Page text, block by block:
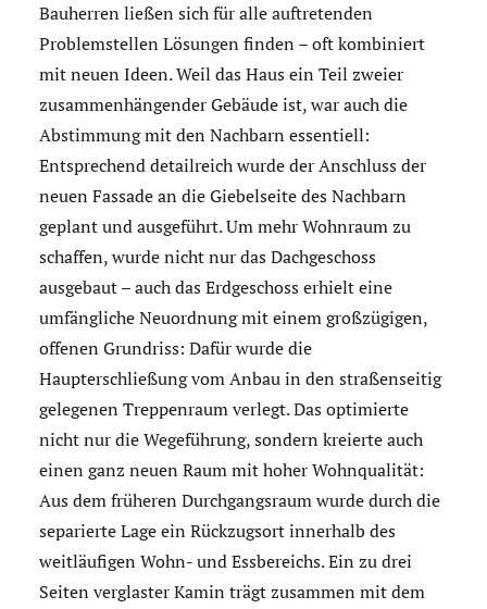
Bauherren ließen sich für alle auftretenden
Problemstellen Lösungen finden – oft kombiniert
mit neuen Ideen. Weil das Haus ein Teil zweier
zusammenhängender Gebäude ist, war auch die
Abstimmung mit den Nachbarn essentiell:
Entsprechend detailreich wurde der Anschluss der
neuen Fassade an die Giebelseite des Nachbarn
geplant und ausgeführt. Um mehr Wohnraum zu
schaffen, wurde nicht nur das Dachgeschoss
ausgebaut – auch das Erdgeschoss erhielt eine
umfängliche Neuordnung mit einem großzügigen,
offenen Grundriss: Dafür wurde die
Haupterschließung vom Anbau in den straßenseitig
gelegenen Treppenraum verlegt. Das optimierte
nicht nur die Wegeführung, sondern kreierte auch
einen ganz neuen Raum mit hoher Wohnqualität:
Aus dem früheren Durchgangsraum wurde durch die
separierte Lage ein Rückzugsort innerhalb des
weitläufigen Wohn- und Essbereichs. Ein zu drei
Seiten verglaster Kamin trägt zusammen mit dem